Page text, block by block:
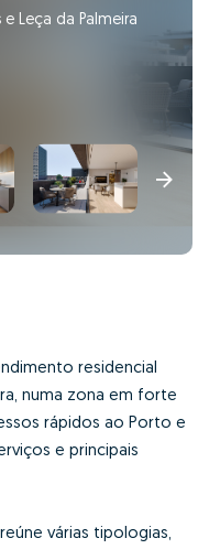
Leça da Palmeira
residencial
numa zona em forte
rápidos ao Porto e
e principais
várias tipologias,